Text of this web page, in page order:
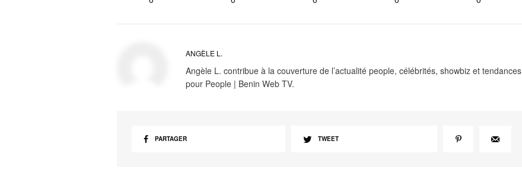
ANGÈLE L.
Angèle L. contribue à la couverture de l’actualité people, célébrités, showbiz et tendances
pour People | Benin Web TV.
PARTAGER TWEET